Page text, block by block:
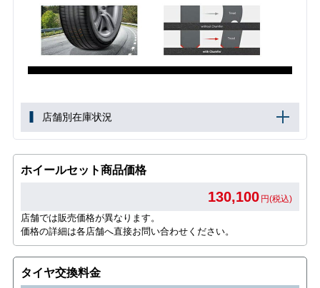
店舗別在庫状況
ホイールセット商品価格
130,100 円(税込)
店舗では販売価格が異なります。
価格の詳細は各店舗へ直接お問い合わせください。
タイヤ交換料金